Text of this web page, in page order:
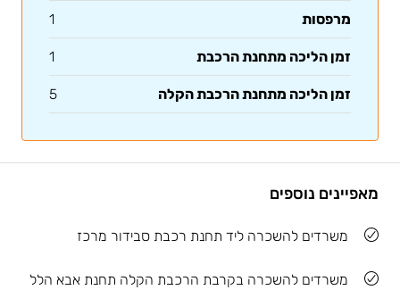
מרפסות 1
זמן הליכה מתחנת הרכבת 1
זמן הליכה מתחנת הרכבת הקלה 5
מאפיינים נוספים
משרדים להשכרה ליד תחנת רכבת סבידור מרכז
משרדים להשכרה בקרבת הרכבת הקלה תחנת אבא הלל